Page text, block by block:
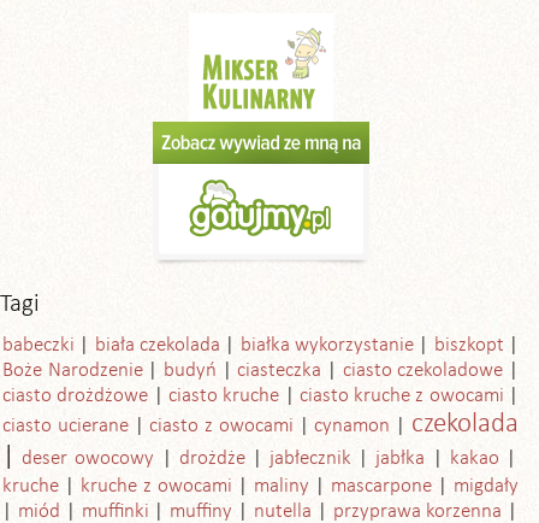
Tagi
babeczki biała czekolada białka wykorzystanie
biszkopt
Boże Narodzenie
budyń ciasteczka
ciasto czekoladowe
ciasto drożdżowe
ciasto kruche
ciasto kruche z owocami
ciasto ucierane
ciasto z owocami cynamon czekolada
deser owocowy drożdże jabłecznik jabłka
kakao
kruche
kruche z owocami maliny mascarpone
migdały
miód
muffinki muffiny nutella przyprawa korzenna